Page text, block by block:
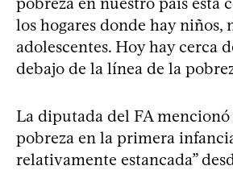
los hogares donde hay niños,
adolescentes. Hoy hay cerca
debajo de la línea de la
La diputada del FA mencionó
pobreza en la primera
relativamente estancada”